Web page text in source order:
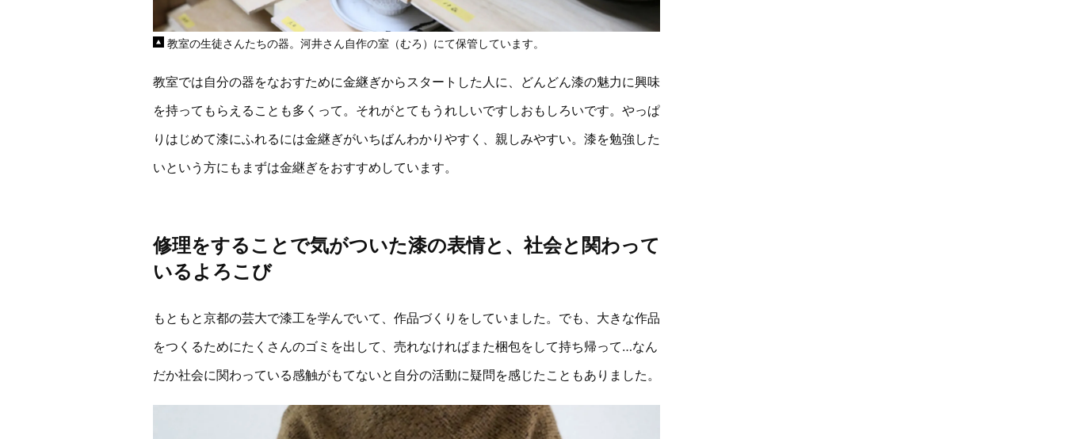
教室の生徒さんたちの器。河井さん自作の室（むろ）にて保管しています。
教室では自分の器をなおすために金継ぎからスタートした人に、どんどん漆の魅力に興味
を持ってもらえることも多くって。それがとてもうれしいですしおもしろいです。やっぱ
りはじめて漆にふれるには金継ぎがいちばんわかりやすく、親しみやすい。漆を勉強した
いという方にもまずは金継ぎをおすすめしています。
修理をすることで気がついた漆の表情と、社会と関わって
いるよろこび
もともと京都の芸大で漆工を学んでいて、作品づくりをしていました。でも、大きな作品
をつくるためにたくさんのゴミを出して、売れなければまた梱包をして持ち帰って…なん
だか社会に関わっている感触がもてないと自分の活動に疑問を感じたこともありました。